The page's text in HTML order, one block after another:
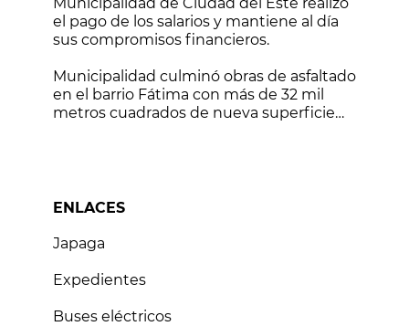
el pago de los salarios y mantiene al día
sus compromisos financieros.
Municipalidad culminó obras de asfaltado
en el barrio Fátima con más de 32 mil
metros cuadrados de nueva superficie
ENLACES
Japaga
Expedientes
Buses eléctricos